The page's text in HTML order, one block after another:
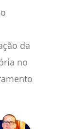
da
no